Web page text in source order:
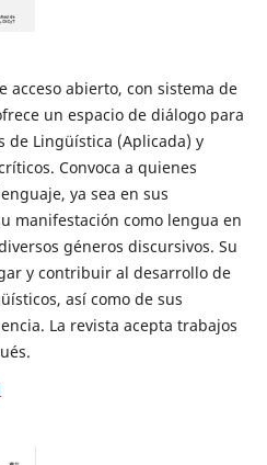
acceso abierto, con sistema de
un espacio de diálogo para
de Lingüística (Aplicada) y
Convoca a quienes
ya sea en sus
manifestación como lengua en
géneros discursivos. Su
y contribuir al desarrollo de
así como de sus
La revista acepta trabajos